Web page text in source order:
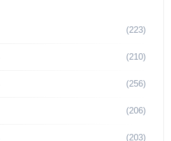
(223)
(210)
(256)
(206)
(203)